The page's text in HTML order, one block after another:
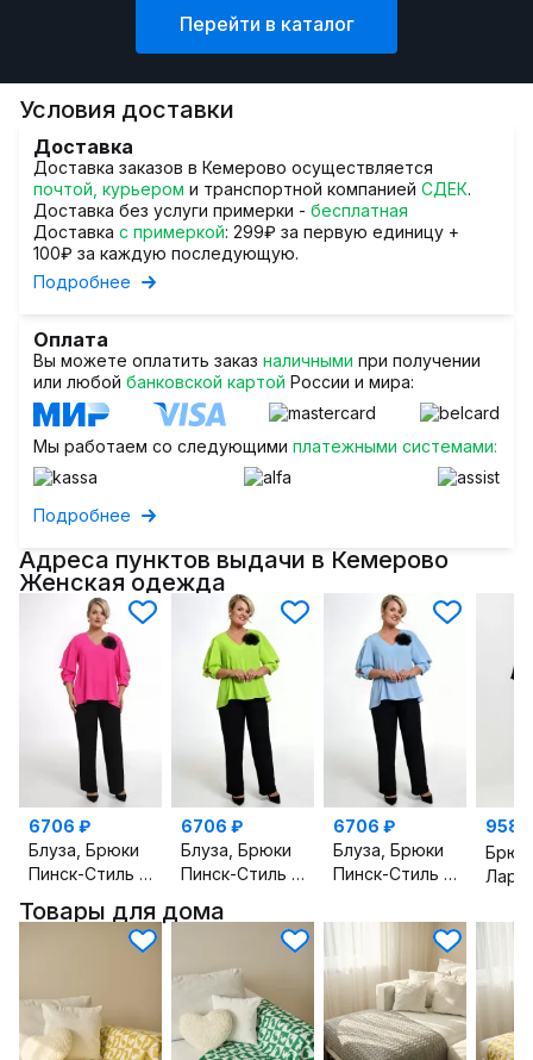
Перейти в каталог
Условия доставки
Доставка
Доставка заказов в Кемерово осуществляется
почтой, курьером и транспортной компанией СДЕК.
Доставка без услуги примерки - бесплатная
Доставка с примеркой: 299₽ за первую единицу +
100₽ за каждую последующую.
Подробнее
Оплата
Вы можете оплатить заказ наличными при получении
или любой банковской картой России и мира:
Мы работаем со следующими платежными системами:
Подробнее
Адреса пунктов выдачи в Кемерово
Женская одежда
6706 ₽
Блуза, Брюки
Пинск-Стиль162 розовый
6706 ₽
Блуза, Брюки
Пинск-Стиль162 салатовый
6706 ₽
Блуза, Брюки
Пинск-Стиль162 Ларс
Товары для дома